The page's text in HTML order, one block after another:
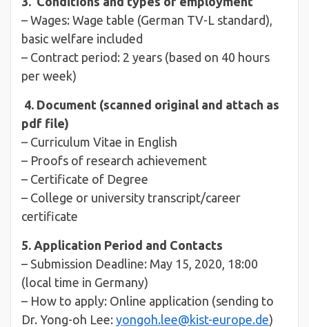
– Wages: Wage table (German TV-L standard),
basic welfare included
– Contract period: 2 years (based on 40 hours
per week)
4. Document (scanned original and attach as
pdf file)
– Curriculum Vitae in English
– Proofs of research achievement
– Certificate of Degree
– College or university transcript/career
certificate
5. Application Period and Contacts
– Submission Deadline: May 15, 2020, 18:00
(local time in Germany)
– How to apply: Online application (sending to
Dr. Yong-oh Lee: yongoh.lee@kist-europe.de)